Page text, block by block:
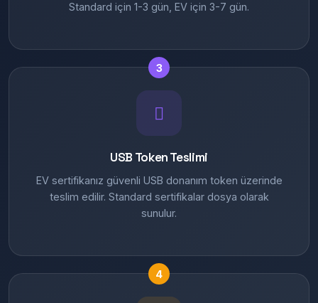
Standard için 1-3 gün, EV için 3-7 gün.
3
USB Token Teslimi
EV sertifikanız güvenli USB donanım token üzerinde
teslim edilir. Standard sertifikalar dosya olarak
sunulur.
4